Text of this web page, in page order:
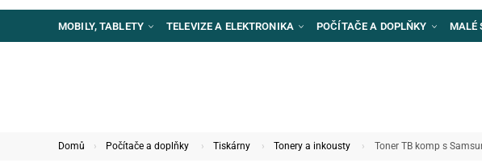
MOBILY, TABLETY TELEVIZE A ELEKTRONIKA POČÍTAČE A DOPLŇKY MALÉ
Domů Počítače a doplňky Tiskárny Tonery a inkousty Toner TB komp s